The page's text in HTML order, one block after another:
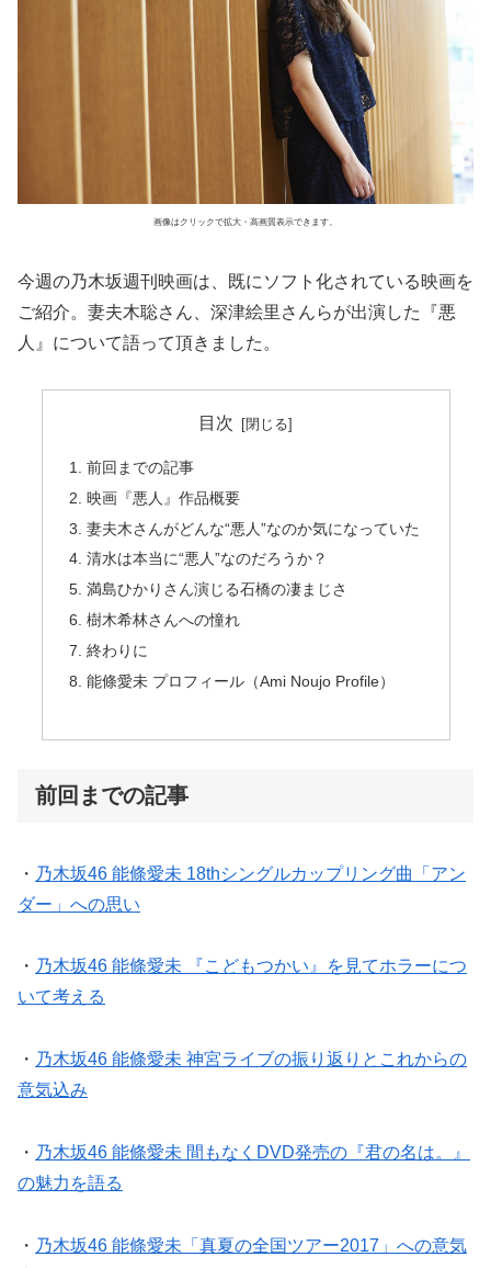
画像はクリックで拡大・高画質表示できます。
今週の乃木坂週刊映画は、既にソフト化されている映画を
ご紹介。妻夫木聡さん、深津絵里さんらが出演した『悪
人』について語って頂きました。
目次
前回までの記事
映画『悪人』作品概要
妻夫木さんがどんな“悪人”なのか気になっていた
清水は本当に“悪人”なのだろうか？
満島ひかりさん演じる石橋の凄まじさ
樹木希林さんへの憧れ
終わりに
能條愛未 プロフィール（Ami Noujo Profile）
前回までの記事
・ 乃木坂46 能條愛未 18thシングルカップリング曲「アン
ダー」への思い
・ 乃木坂46 能條愛未 『こどもつかい』を見てホラーにつ
いて考える
・ 乃木坂46 能條愛未 神宮ライブの振り返りとこれからの
意気込み
・ 乃木坂46 能條愛未 間もなくDVD発売の『君の名は。』
の魅力を語る
・ 乃木坂46 能條愛未「真夏の全国ツアー2017」への意気